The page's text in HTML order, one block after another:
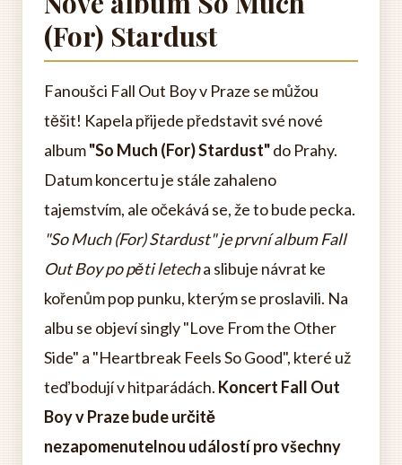
(For) Stardust
Fanoušci Fall Out Boy v Praze se můžou
těšit! Kapela přijede představit své nové
album"So Much (For) Stardust"do Prahy.
Datum koncertu je stále zahaleno
tajemstvím, ale očekává se, že to bude pecka.
"So Much (For) Stardust" je první album Fall
Out Boy po pěti letecha slibuje návrat ke
kořenům pop punku, kterým se proslavili. Na
albu se objeví singly "Love From the Other
Side" a "Heartbreak Feels So Good", které už
teď bodují v hitparádách. Koncert Fall Out
Boy v Praze bude určitě
nezapomenutelnou událostí pro všechny